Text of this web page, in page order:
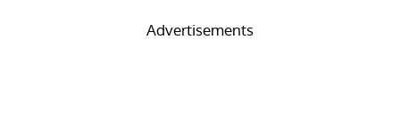
Advertisements